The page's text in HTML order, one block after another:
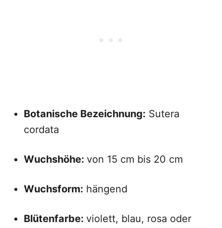
Botanische Bezeichnung: Sutera
cordata
Wuchshöhe: von 15 cm bis 20 cm
Wuchsform: hängend
Blütenfarbe: violett, blau, rosa oder